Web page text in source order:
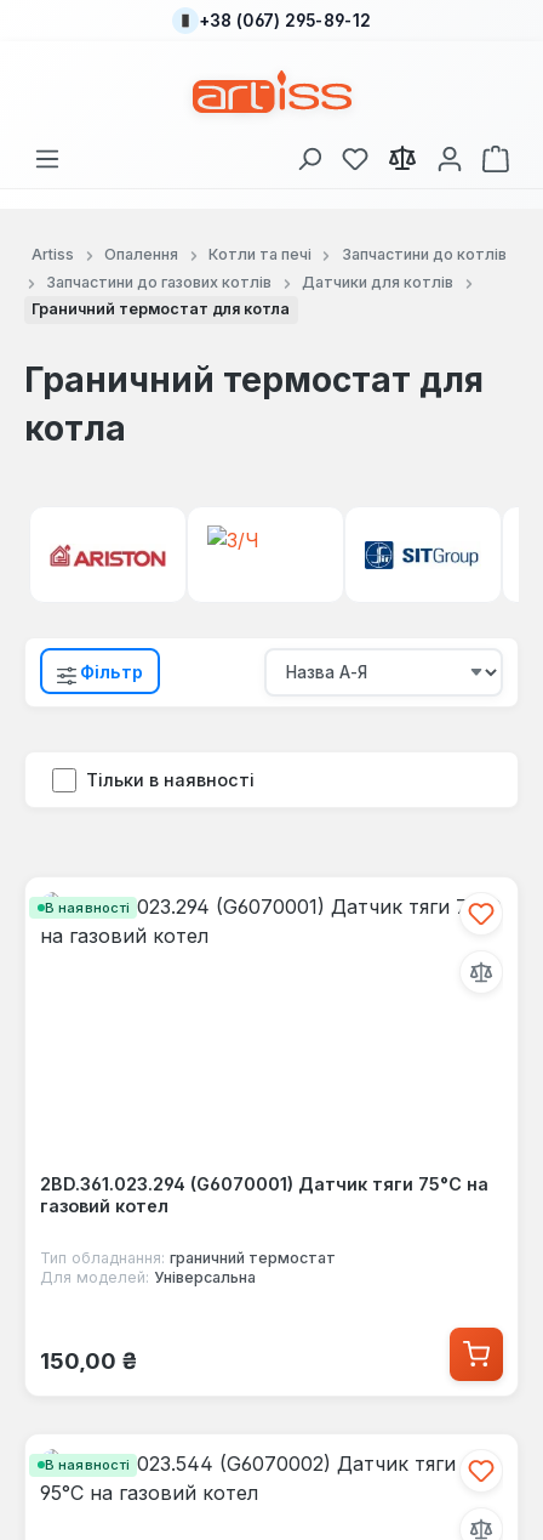
Перейти до основного вмісту
+38 (067) 295-89-12
У вас є 0 у списку
Artiss Опалення Котли та печі
Запчастини до котлів
Запчастини до газових котлів
Датчики для котлів
Граничний термостат для котла
Граничний термостат для
котла
Фільтр
Тільки в наявності
В наявності
2BD.361.023.294 (G6070001) Датчик тяги 75°C на
газовий котел
Тип обладнання: граничний термостат
Для моделей: Універсальна
Звичайна ціна:
150,00 ₴
В наявності